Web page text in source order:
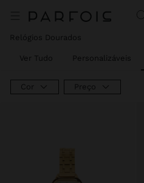
Relógios Dourados
Ver Tudo Personalizáveis
Cor Preço